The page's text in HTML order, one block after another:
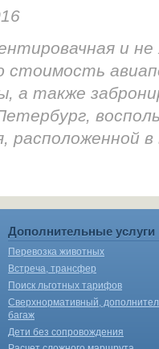
и
а также
расположенной
Дополнительные услуги
Перевозка животных
Встреча, трансфер
Поиск льготных тарифов
Сверхнормативный,
багаж
Дети без сопровождения